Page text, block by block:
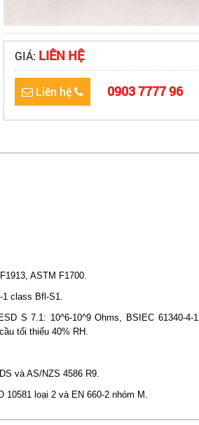
GIÁ: LIÊN HỆ
Liên hệ 0903 7777 96
ASTM F1700.
class Bfl-S1.
S 7.1: 10^6-10^9 Ohms, BSIEC 61340-4-
tối thiểu 40% RH.
và AS/NZS 4586 R9.
loại 2 và EN 660-2 nhóm M.